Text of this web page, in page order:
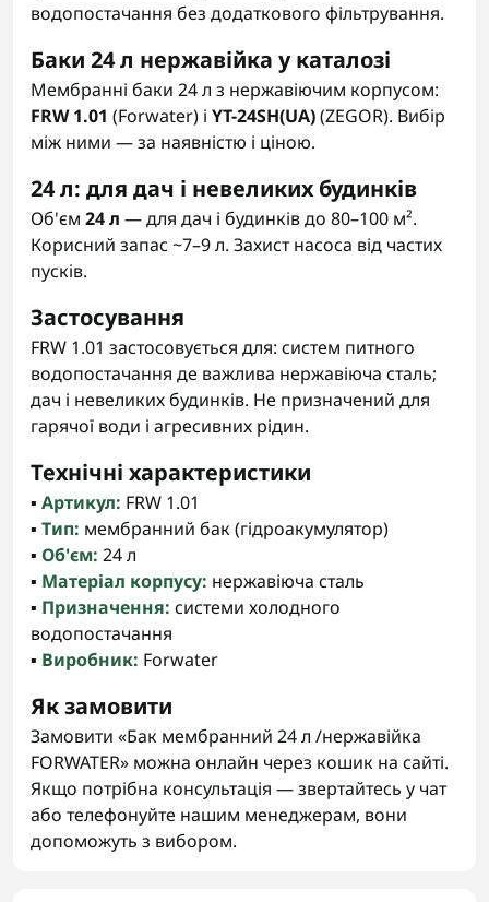
водопостачання без додаткового фільтрування.
Баки 24 л нержавійка у каталозі
Мембранні баки 24 л з нержавіючим корпусом:
FRW 1.01 (Forwater) і YT-24SH(UA)(ZEGOR). Вибір
між ними — за наявністю і ціною.
24 л: для дач і невеликих будинків
Об'єм 24 л — для дач і будинків до 80–100 м².
Корисний запас ~7–9 л. Захист насоса від частих
пусків.
Застосування
FRW 1.01 застосовується для: систем питного
водопостачання де важлива нержавіюча сталь;
дач і невеликих будинків. Не призначений для
гарячої води і агресивних рідин.
Технічні характеристики
▪️ Артикул: FRW 1.01
▪️ Тип: мембранний бак (гідроакумулятор)
▪️ Об'єм: 24 л
▪️ Матеріал корпусу: нержавіюча сталь
▪️ Призначення: системи холодного
водопостачання
▪️ Виробник: Forwater
Як замовити
Замовити «Бак мембранний 24 л /нержавійка
FORWATER» можна онлайн через кошик на сайті.
Якщо потрібна консультація — звертайтесь у чат
або телефонуйте нашим менеджерам, вони
допоможуть з вибором.